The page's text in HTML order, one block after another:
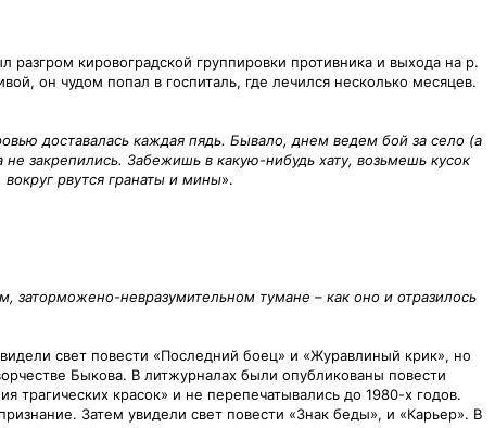
кировоградской группировки противника и выхода на р.
он чудом попал в госпиталь, где лечился несколько месяцев.
доставалась каждая пядь. Бывало, днем ведем бой за село (а
закрепились. Забежишь в какую-нибудь хату, возьмешь кусок
рвутся гранаты и мины».
невразумительном тумане – как оно и отразилось
свет повести «Последний боец» и «Журавлиный крик», но
Быкова. В литжурналах были опубликованы повести
трагических красок» и не перепечатывались до 1980-х годов.
Затем увидели свет повести «Знак беды», и «Карьер». В